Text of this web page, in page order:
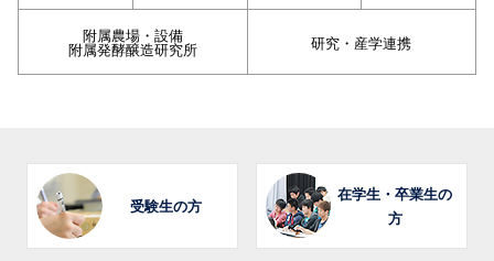
附属農場・設備
附属発酵醸造研究所 研究・産学連携
受験生の方
在学生・卒業生の
方